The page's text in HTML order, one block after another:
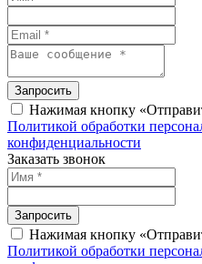
Запросить
Нажимая кнопку
Политикой обработки
конфиденциальности
Заказать звонок
Запросить
Нажимая кнопку
Политикой обработки